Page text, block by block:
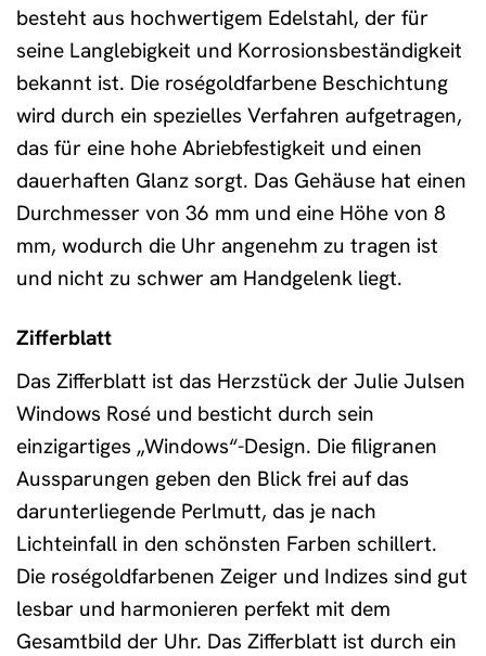
besteht aus hochwertigem Edelstahl, der für
seine Langlebigkeit und Korrosionsbeständigkeit
bekannt ist. Die roségoldfarbene Beschichtung
wird durch ein spezielles Verfahren aufgetragen,
das für eine hohe Abriebfestigkeit und einen
dauerhaften Glanz sorgt. Das Gehäuse hat einen
Durchmesser von 36 mm und eine Höhe von 8
mm, wodurch die Uhr angenehm zu tragen ist
und nicht zu schwer am Handgelenk liegt.
Zifferblatt
Das Zifferblatt ist das Herzstück der Julie Julsen
Windows Rosé und besticht durch sein
einzigartiges „Windows“-Design. Die filigranen
Aussparungen geben den Blick frei auf das
darunterliegende Perlmutt, das je nach
Lichteinfall in den schönsten Farben schillert.
Die roségoldfarbenen Zeiger und Indizes sind gut
lesbar und harmonieren perfekt mit dem
Gesamtbild der Uhr. Das Zifferblatt ist durch ein